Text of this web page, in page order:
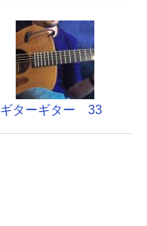
ギターギター 33